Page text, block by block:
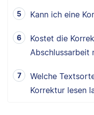
Kann ich eine
Kostet die
Abschlussarbeit
Welche
Korrektur lesen